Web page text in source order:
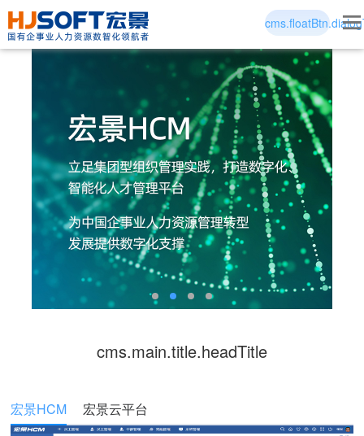
cms.main.title.headTitle
宏景HCM 宏景云平台